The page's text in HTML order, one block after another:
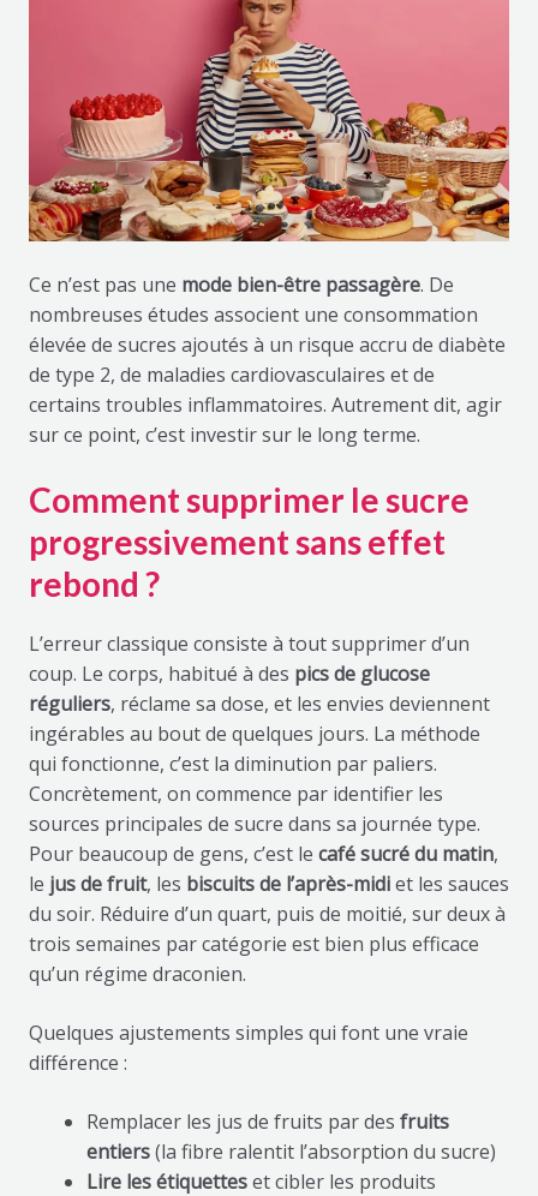
Ce n’est pas une mode bien-être passagère. De
nombreuses études associent une consommation
élevée de sucres ajoutés à un risque accru de diabète
de type 2, de maladies cardiovasculaires et de
certains troubles inflammatoires. Autrement dit, agir
sur ce point, c’est investir sur le long terme.
Comment supprimer le sucre
progressivement sans effet
rebond ?
L’erreur classique consiste à tout supprimer d’un
coup. Le corps, habitué à des pics de glucose
réguliers, réclame sa dose, et les envies deviennent
ingérables au bout de quelques jours. La méthode
qui fonctionne, c’est la diminution par paliers.
Concrètement, on commence par identifier les
sources principales de sucre dans sa journée type.
Pour beaucoup de gens, c’est le café sucré du matin,
le jus de fruit, les biscuits de l’après-midiet les sauces
du soir. Réduire d’un quart, puis de moitié, sur deux à
trois semaines par catégorie est bien plus efficace
qu’un régime draconien.
Quelques ajustements simples qui font une vraie
différence :
Remplacer les jus de fruits par des fruits
entiers(la fibre ralentit l’absorption du sucre)
Lire les étiquetteset cibler les produits